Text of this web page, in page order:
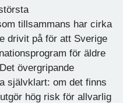
tillsammans har cirka
drivit på för att Sverige
för äldre
övergripande
självklart: om det finns
hög risk för allvarlig